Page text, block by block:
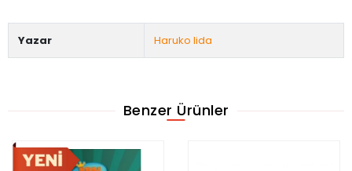
Yazar Haruko Iida
Benzer Ürünler